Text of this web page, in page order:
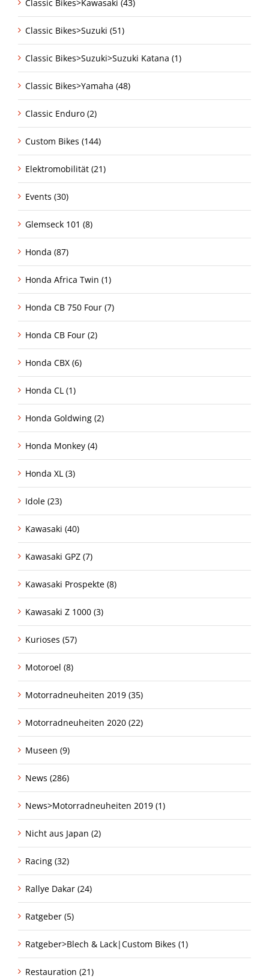
Classic Bikes>Kawasaki (43)
Classic Bikes>Suzuki (51)
Classic Bikes>Suzuki>Suzuki Katana (1)
Classic Bikes>Yamaha (48)
Classic Enduro (2)
Custom Bikes (144)
Elektromobilität (21)
Events (30)
Glemseck 101 (8)
Honda (87)
Honda Africa Twin (1)
Honda CB 750 Four (7)
Honda CB Four (2)
Honda CBX (6)
Honda CL (1)
Honda Goldwing (2)
Honda Monkey (4)
Honda XL (3)
Idole (23)
Kawasaki (40)
Kawasaki GPZ (7)
Kawasaki Prospekte (8)
Kawasaki Z 1000 (3)
Kurioses (57)
Motoroel (8)
Motorradneuheiten 2019 (35)
Motorradneuheiten 2020 (22)
Museen (9)
News (286)
News>Motorradneuheiten 2019 (1)
Nicht aus Japan (2)
Racing (32)
Rallye Dakar (24)
Ratgeber (5)
Ratgeber>Blech & Lack|Custom Bikes (1)
Restauration (21)